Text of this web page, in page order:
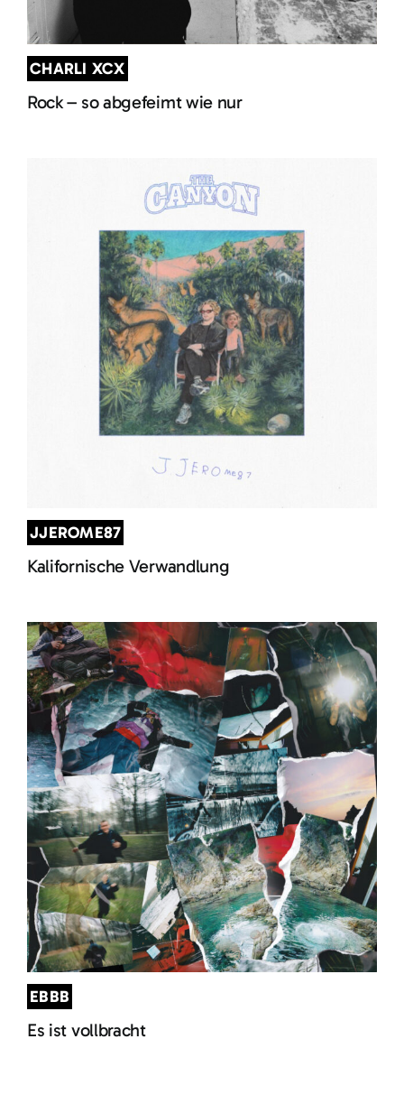
CHARLI XCX
Rock – so abgefeimt wie nur
JJEROME87
Kalifornische Verwandlung
EBBB
Es ist vollbracht